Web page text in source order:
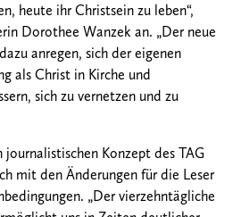
heute ihr Christsein zu leben“,
Dorothee Wanzek an. „Der neue
anregen, sich der eigenen
als Christ in Kirche und
sich zu vernetzen und zu
Konzept des TAG
mit den Änderungen für die Leser
„Der vierzehntägliche